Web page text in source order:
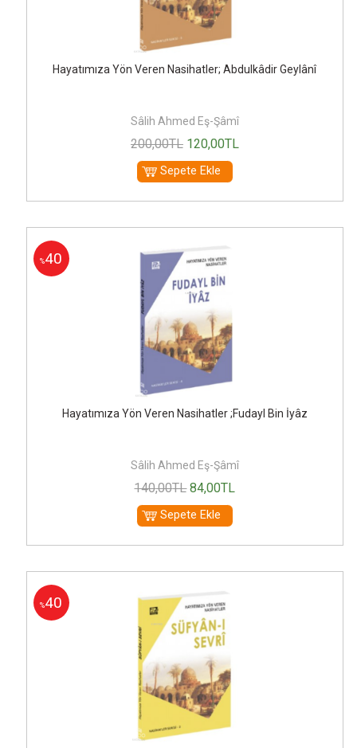
Hayatımıza Yön Veren Nasihatler; Abdulkâdir Geylânî
Sâlih Ahmed Eş-Şâmî
200,00TL 120,00TL
Sepete Ekle
%40
Hayatımıza Yön Veren Nasihatler ;Fudayl Bin İyâz
Sâlih Ahmed Eş-Şâmî
140,00TL 84,00TL
Sepete Ekle
%40